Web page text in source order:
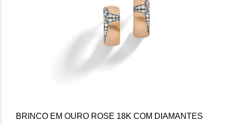
BRINCO EM OURO ROSÈ 18K COM DIAMANTES